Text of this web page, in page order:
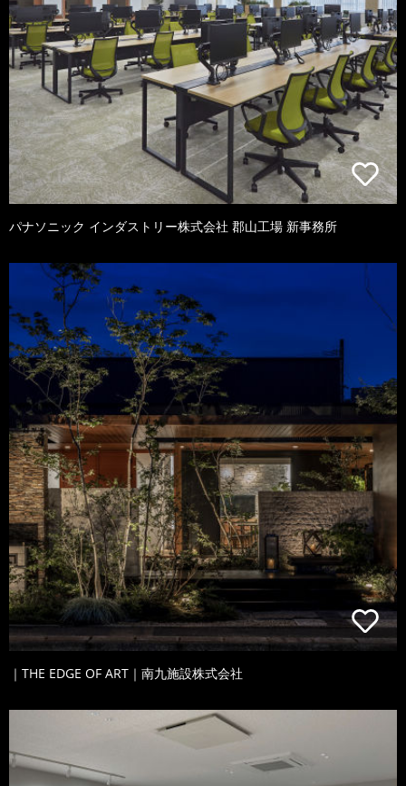
パナソニック インダストリー株式会社 郡山工場 新事務所
｜THE EDGE OF ART｜南九施設株式会社